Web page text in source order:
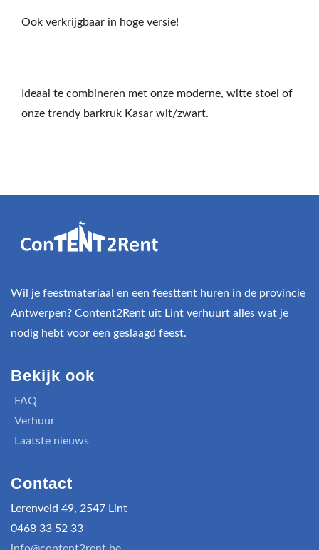
Ook verkrijgbaar in hoge versie!
Ideaal te combineren met onze moderne, witte stoel of
onze trendy barkruk Kasar wit/zwart.
Wil je feestmateriaal en een feesttent huren in de provincie
Antwerpen? Content2Rent uit Lint verhuurt alles wat je
nodig hebt voor een geslaagd feest.
Bekijk ook
FAQ
Verhuur
Laatste nieuws
Contact
Lerenveld 49, 2547 Lint
0468 33 52 33